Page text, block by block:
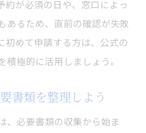
約が必須の日や、窓口によっ
あるため、直前の確認が失敗
初めて申請する方は、公式の
極的に活用しましょう。
書類を整理しよう
、必要書類の収集から始ま